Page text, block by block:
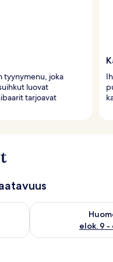
tyynymenu, joka
luovat
tarjoavat
8 - elok. 9
elok. 9 -
Tarkista huomisen